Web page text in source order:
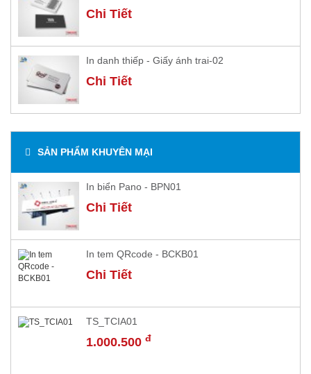
Chi Tiết
In danh thiếp - Giấy ánh trai-02
Chi Tiết
SẢN PHẨM KHUYÊN MẠI
In biển Pano - BPN01
Chi Tiết
In tem QRcode - BCKB01
Chi Tiết
TS_TCIA01
1.000.500 đ